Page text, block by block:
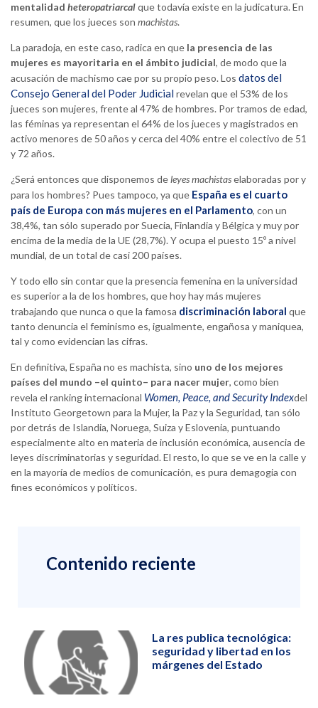
mentalidad heteropatriarcalque todavía existe en la judicatura. En
resumen, que los jueces son machistas.
La paradoja, en este caso, radica en que la presencia de las
mujeres es mayoritaria en el ámbito judicial, de modo que la
acusación de machismo cae por su propio peso. Los datos del
Consejo General del Poder Judicial revelan que el 53% de los
jueces son mujeres, frente al 47% de hombres. Por tramos de edad,
las féminas ya representan el 64% de los jueces y magistrados en
activo menores de 50 años y cerca del 40% entre el colectivo de 51
y 72 años.
¿Será entonces que disponemos deleyes machistaselaboradas por y
para los hombres? Pues tampoco, ya que España es el cuarto
país de Europa con más mujeres en el Parlamento, con un
38,4%, tan sólo superado por Suecia, Finlandia y Bélgica y muy por
encima de la media de la UE (28,7%). Y ocupa el puesto 15º a nivel
mundial, de un total de casi 200 países.
Y todo ello sin contar que la presencia femenina en la universidad
es superior a la de los hombres, que hoy hay más mujeres
trabajando que nunca o que la famosa discriminación laboral que
tanto denuncia el feminismo es, igualmente, engañosa y maniquea,
tal y como evidencian las cifras.
En definitiva, España no es machista, sino uno de los mejores
países del mundo –el quinto– para nacer mujer, como bien
revela el ranking internacional Women, Peace, and Security Indexdel
Instituto Georgetown para la Mujer, la Paz y la Seguridad, tan sólo
por detrás de Islandia, Noruega, Suiza y Eslovenia, puntuando
especialmente alto en materia de inclusión económica, ausencia de
leyes discriminatorias y seguridad. El resto, lo que se ve en la calle y
en la mayoría de medios de comunicación, es pura demagogia con
fines económicos y políticos.
Contenido reciente
La res publica tecnológica:
seguridad y libertad en los
márgenes del Estado